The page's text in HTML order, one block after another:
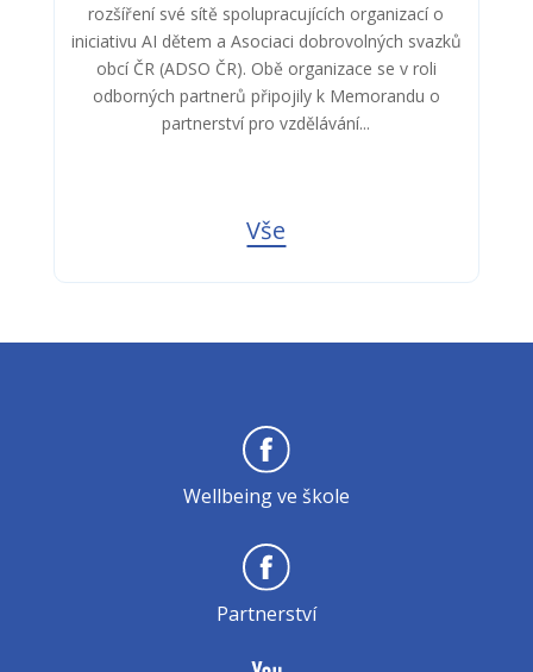
rozšíření své sítě spolupracujících organizací o
iniciativu AI dětem a Asociaci dobrovolných svazků
obcí ČR (ADSO ČR). Obě organizace se v roli
odborných partnerů připojily k Memorandu o
partnerství pro vzdělávání...
Vše
Wellbeing ve škole
Partnerství